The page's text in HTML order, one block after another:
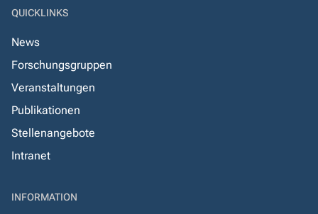
QUICKLINKS
News
Forschungsgruppen
Veranstaltungen
Publikationen
Stellenangebote
Intranet
INFORMATION